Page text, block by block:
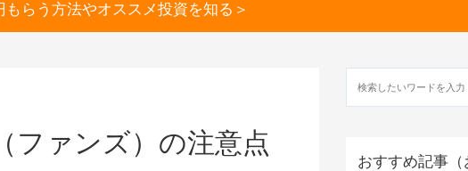
もらう方法やオススメ投資を知る＞
ファンズ）の注意点
おすすめ記事